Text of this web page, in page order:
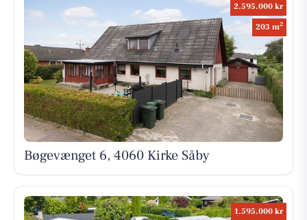
2.595.000 kr
203 m2
Bøgevænget 6, 4060 Kirke Såby
1.595.000 kr